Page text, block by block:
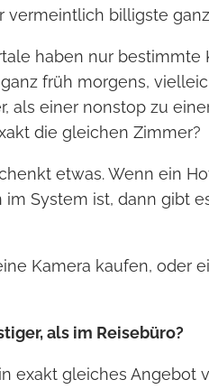
vermeintlich billigste
haben nur bestimmte
früh morgens,
als einer nonstop zu
die gleichen Zimmer?
etwas. Wenn ein
System ist, dann gibt
Kamera kaufen, oder
als im Reisebüro?
exakt gleiches Angebot